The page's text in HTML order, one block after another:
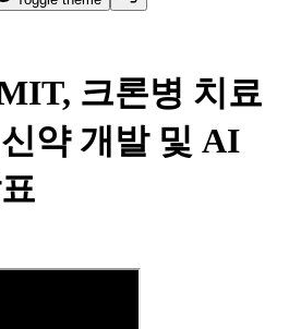
크론병 치료
약 개발 및 AI